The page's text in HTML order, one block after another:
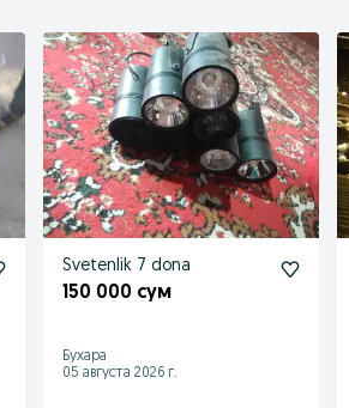
Svetenlik 7 dona
150 000 сум
Бухара
05 августа 2026 г.